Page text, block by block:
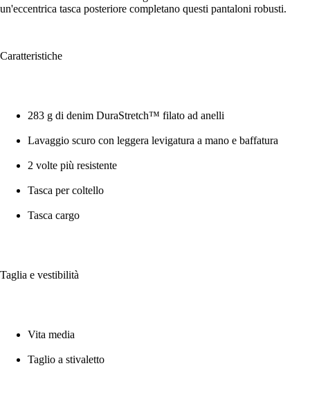
un'eccentrica tasca posteriore completano questi pantaloni robusti.
Caratteristiche
283 g di denim DuraStretch™ filato ad anelli
Lavaggio scuro con leggera levigatura a mano e baffatura
2 volte più resistente
Tasca per coltello
Tasca cargo
Taglia e vestibilità
Vita media
Taglio a stivaletto